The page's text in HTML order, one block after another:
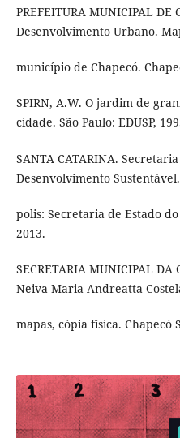
PREFEITURA MUNICIPAL DE
Desenvolvimento Urbano.
município de Chapecó.
SPIRN, A.W. O jardim de
cidade. São Paulo: EDUSP,
SANTA CATARINA.
Desenvolvimento
polis: Secretaria de Estado
2013.
SECRETARIA MUNICIPAL
Neiva Maria Andreatta
mapas, cópia física. Chapecó